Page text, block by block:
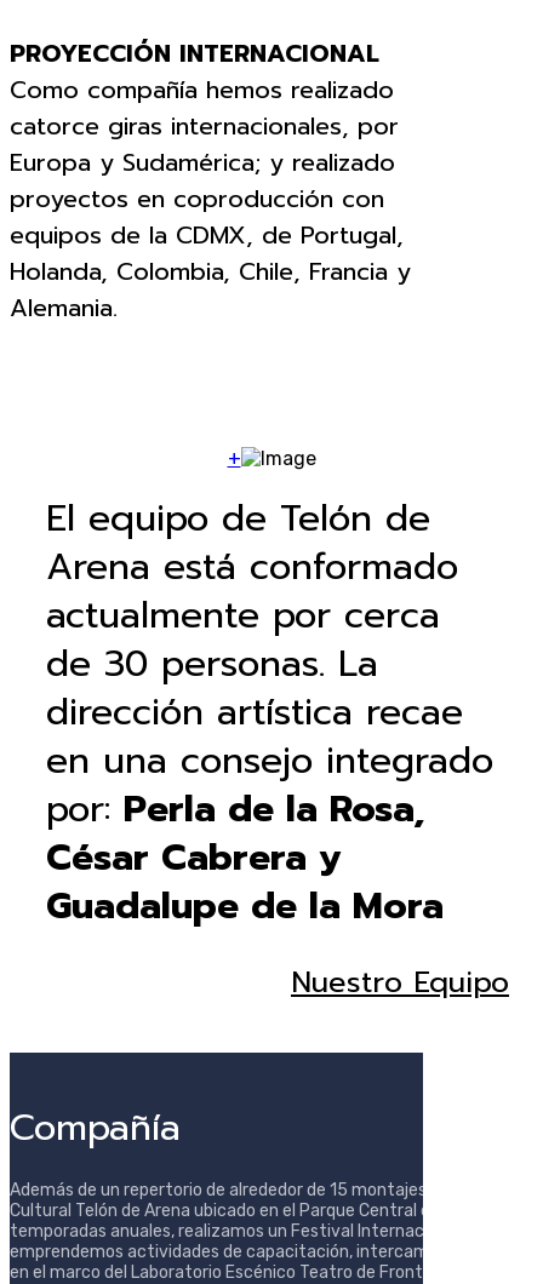
PROYECCIÓN INTERNACIONAL
Como compañía hemos realizado
catorce giras internacionales, por
Europa y Sudamérica; y realizado
proyectos en coproducción con
equipos de la CDMX, de Portugal,
Holanda, Colombia, Chile, Francia y
Alemania.
+
El equipo de Telón de
Arena está conformado
actualmente por cerca
de 30 personas. La
dirección artística recae
en una consejo integrado
por: Perla de la Rosa,
César Cabrera y
Guadalupe de la Mora
Nuestro Equipo
Compañía
Además de un repertorio de alrededor de 15 montajes, en el Centro
Cultural Telón de Arena ubicado en el Parque Central ofrecemos
temporadas anuales, realizamos un Festival Internacional,
emprendemos actividades de capacitación, intercambios y giras
en el marco del Laboratorio Escénico Teatro de Fronteras.